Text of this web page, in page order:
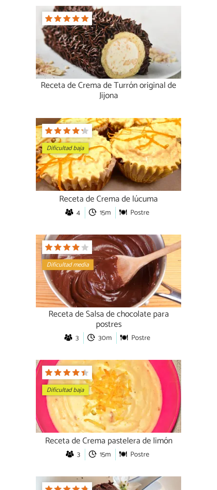
Receta de Crema de Turrón original de
Jijona
Dificultad baja
Receta de Crema de lúcuma
4 15m Postre
Dificultad media
Receta de Salsa de chocolate para
postres
3 30m Postre
Dificultad baja
Receta de Crema pastelera de limón
3 15m Postre